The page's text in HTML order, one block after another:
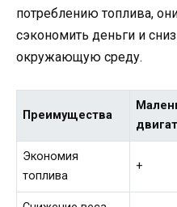
потреблению топлива,
сэкономить деньги и
окружающую среду.
Преимущества
Экономия
топлива
+